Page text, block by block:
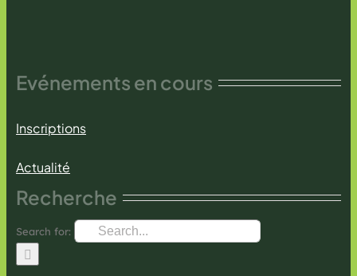
Evénements en cours
Inscriptions
Actualité
Recherche
Search for: